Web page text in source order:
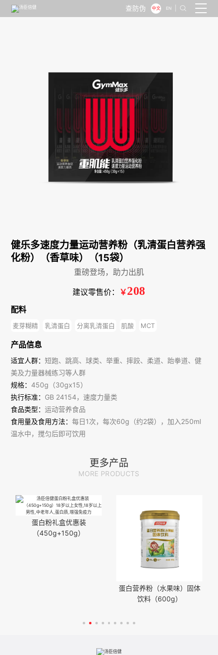
查防伪 中文 EN 
健乐多速度力量运动营养粉（乳清蛋白营养强
化粉）（香草味）（15袋）
重磅登场，助力出肌
建议零售价： ￥208
配料
麦芽糊精 乳清蛋白 分离乳清蛋白 肌酸 MCT
产品信息
适宜人群：短跑、跳高、球类、举重、摔跤、柔道、跆拳道、健
美及力量器械练习等人群
规格： 450g（30gx15）
执行标准： GB 24154，速度力量类
食品类型：运动营养食品
食用量及食用方法：每日1次，每次60g（约2袋），加入250ml
温水中，搅匀后即可饮用
更多产品
MORE PRODUCTS
蛋白粉礼盒优惠装
（450g+150g）
蛋白营养粉（水果味）固体
饮料（600g）